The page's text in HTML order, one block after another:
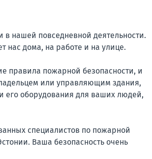
в нашей повседневной деятельности.
нас дома, на работе и на улице.
правила пожарной безопасности, и
или управляющим здания,
его оборудования для ваших людей,
специалистов по пожарной
Ваша безопасность очень